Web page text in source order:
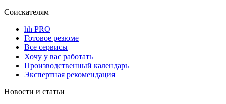
Соискателям
hh PRO
Готовое резюме
Все сервисы
Хочу у вас работать
Производственный календарь
Экспертная рекомендация
Новости и статьи